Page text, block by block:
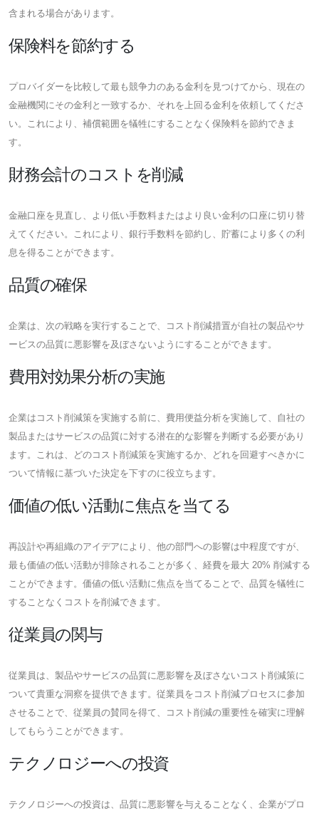
含まれる場合があります。
保険料を節約する
プロバイダーを比較して最も競争力のある金利を見つけてから、現在の
金融機関にその金利と一致するか、それを上回る金利を依頼してくださ
い。これにより、補償範囲を犠牲にすることなく保険料を節約できま
す。
財務会計のコストを削減
金融口座を見直し、より低い手数料またはより良い金利の口座に切り替
えてください。これにより、銀行手数料を節約し、貯蓄により多くの利
息を得ることができます。
品質の確保
企業は、次の戦略を実行することで、コスト削減措置が自社の製品やサ
ービスの品質に悪影響を及ぼさないようにすることができます。
費用対効果分析の実施
企業はコスト削減策を実施する前に、費用便益分析を実施して、自社の
製品またはサービスの品質に対する潜在的な影響を判断する必要があり
ます。これは、どのコスト削減策を実施するか、どれを回避すべきかに
ついて情報に基づいた決定を下すのに役立ちます。
価値の低い活動に焦点を当てる
再設計や再組織のアイデアにより、他の部門への影響は中程度ですが、
最も価値の低い活動が排除されることが多く、経費を最大 20% 削減する
ことができます。価値の低い活動に焦点を当てることで、品質を犠牲に
することなくコストを削減できます。
従業員の関与
従業員は、製品やサービスの品質に悪影響を及ぼさないコスト削減策に
ついて貴重な洞察を提供できます。従業員をコスト削減プロセスに参加
させることで、従業員の賛同を得て、コスト削減の重要性を確実に理解
してもらうことができます。
テクノロジーへの投資
テクノロジーへの投資は、品質に悪影響を与えることなく、企業がプロ